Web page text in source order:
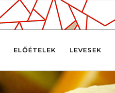
ELŐÉTELEK LEVESEK